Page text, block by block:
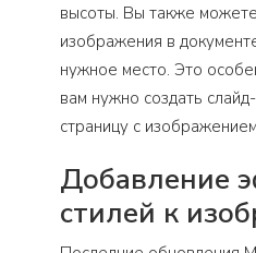
высоты. Вы также
изображения в
нужное место. Это
вам нужно создать
страницу с
Добавление
стилей к